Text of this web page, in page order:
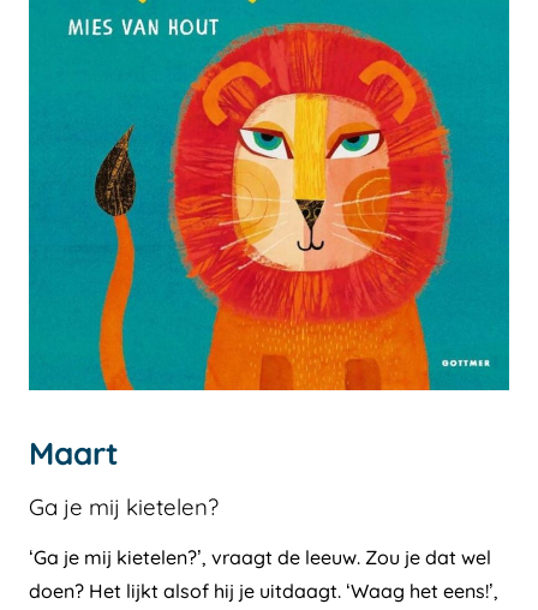
Maart
Ga je mij kietelen?
‘Ga je mij kietelen?’, vraagt de leeuw. Zou je dat wel
doen? Het lijkt alsof hij je uitdaagt. ‘Waag het eens!’,